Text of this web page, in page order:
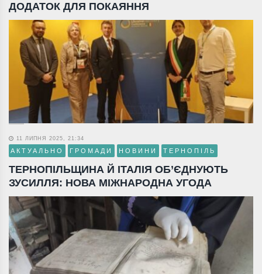
ДОДАТОК ДЛЯ ПОКАЯННЯ
11 ЛИПНЯ 2025, 21:34
АКТУАЛЬНО ГРОМАДИ НОВИНИ ТЕРНОПІЛЬ
ТЕРНОПІЛЬЩИНА Й ІТАЛІЯ ОБ’ЄДНУЮТЬ
ЗУСИЛЛЯ: НОВА МІЖНАРОДНА УГОДА